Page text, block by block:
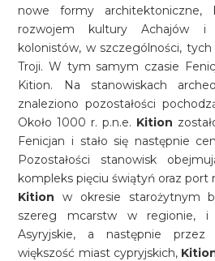
nowe formy
rozwojem kultury Achajów i
kolonistów, w szczególności,
Troji. W tym samym czasie
Kition. Na stanowiskach
znaleziono pozostałości
Około 1000 r. p.n.e. Kition
Fenicjan i stało się następnie
Pozostałości stanowisk
kompleks pięciu świątyń oraz port
Kition w okresie starożytnym
szereg mcarstw w regionie,
Asyryjskie, a następnie
większość miast cypryjskich,